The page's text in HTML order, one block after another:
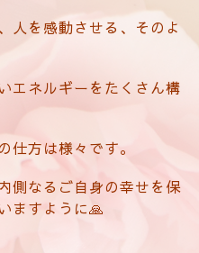
人を感動させる、そのよ
エネルギーをたくさん構
方は様々です。
側なるご自身の幸せを保
ますように🙏